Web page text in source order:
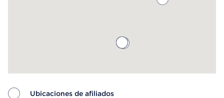
Ubicaciones de afiliados